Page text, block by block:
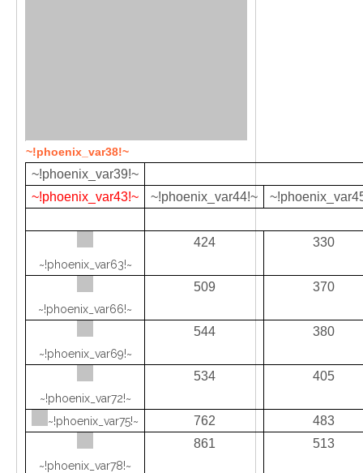
~!phoenix_var38!~
~!phoenix_var39!~
~!phoenix_var43!~
~!phoenix_var44!~
~!phoenix_var63!~
424 330
~!phoenix_var66!~
509 370
~!phoenix_var69!~
544 380
~!phoenix_var72!~
534 405
~!phoenix_var75!~ 762 483
~!phoenix_var78!~
861 513